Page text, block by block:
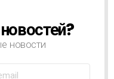
новости